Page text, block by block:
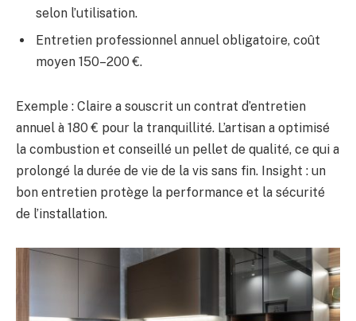
selon l’utilisation.
Entretien professionnel annuel obligatoire, coût
moyen 150–200 €.
Exemple : Claire a souscrit un contrat d’entretien
annuel à 180 € pour la tranquillité. L’artisan a optimisé
la combustion et conseillé un pellet de qualité, ce qui a
prolongé la durée de vie de la vis sans fin. Insight : un
bon entretien protège la performance et la sécurité
de l’installation.